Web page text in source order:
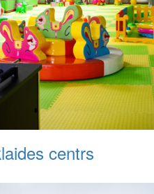
centrs